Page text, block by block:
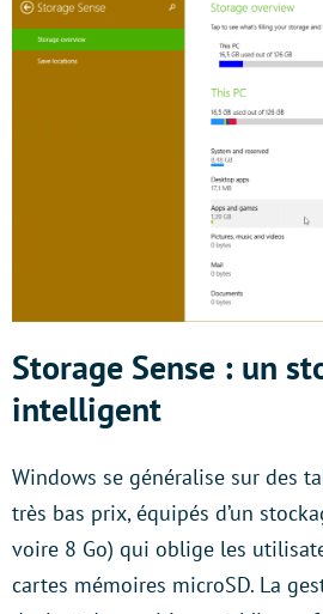
Storage Sense : un
intelligent
Windows se généralise sur des
très bas prix, équipés d’un
voire 8 Go) qui oblige les
cartes mémoires microSD. La